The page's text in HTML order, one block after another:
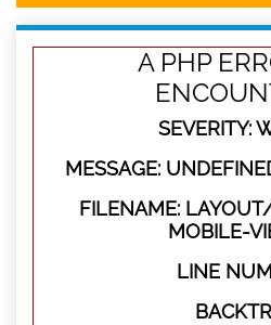
A PHP
SEVERITY:
MESSAGE:
FILENAME:
MOBILE-
LINE